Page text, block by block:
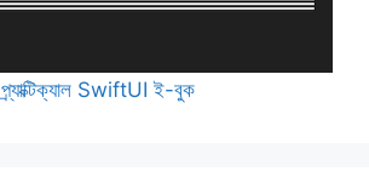
প্র্যাক্টিক্যাল SwiftUI ই-বুক